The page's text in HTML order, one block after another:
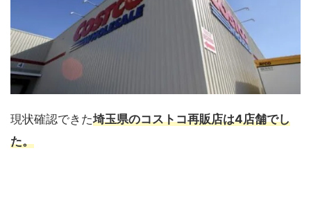
現状確認できた埼玉県のコストコ再販店は4店舗でし
た。